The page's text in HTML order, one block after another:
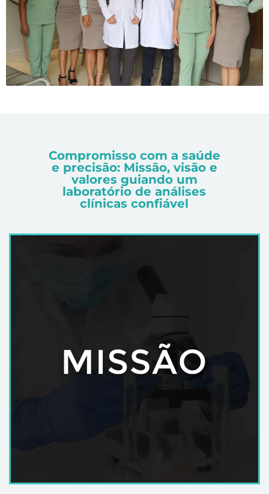
Compromisso com a saúde
e precisão: Missão, visão e
valores guiando um
laboratório de análises
clínicas confiável